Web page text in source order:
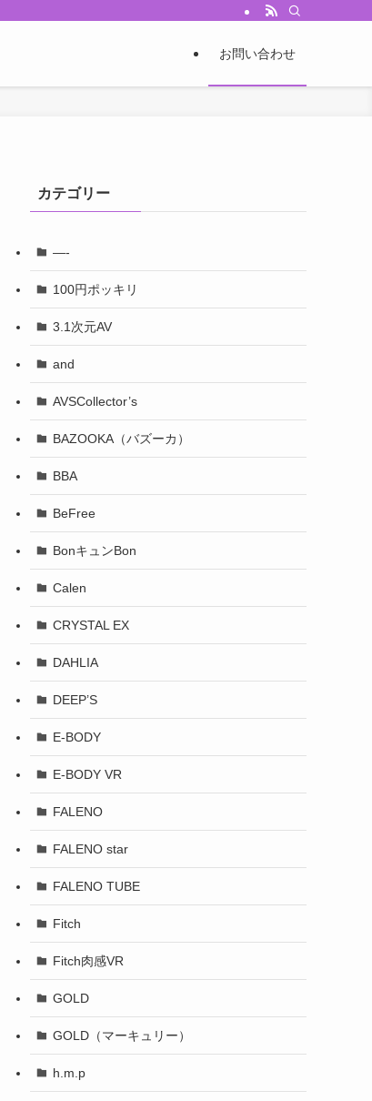
お問い合わせ
カテゴリー
—-
100円ポッキリ
3.1次元AV
and
AVSCollector’s
BAZOOKA（バズーカ）
BBA
BeFree
BonキュンBon
Calen
CRYSTAL EX
DAHLIA
DEEP’S
E-BODY
E-BODY VR
FALENO
FALENO star
FALENO TUBE
Fitch
Fitch肉感VR
GOLD
GOLD（マーキュリー）
h.m.p